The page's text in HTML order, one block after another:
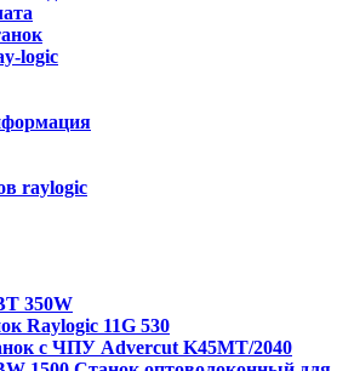
logic
raylogic
350W
Raylogic 11G 530
с ЧПУ Advercut K45MT/2040